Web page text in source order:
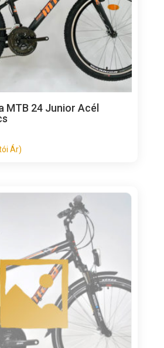
MTB 24 Junior Acél
Ár)